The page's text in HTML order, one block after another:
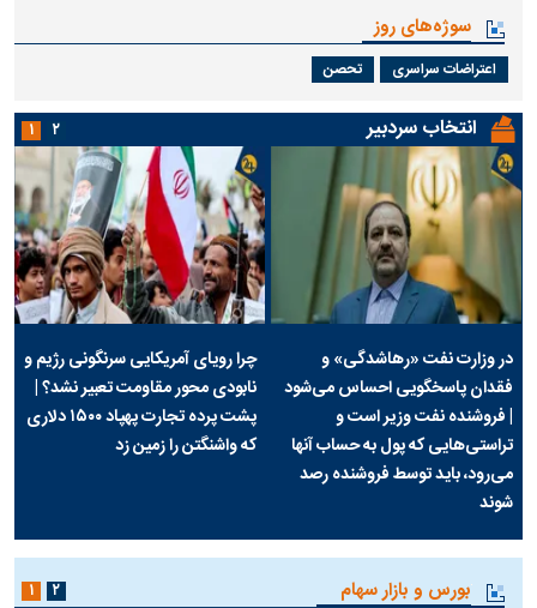
سوژه‌های روز
اعتراضات سراسری تحصن
انتخاب سردبیر
در وزارت نفت «رهاشدگی» و
فقدان پاسخگویی احساس می‌شود
| فروشنده نفت وزیر است و
تراستی‌هایی که پول به حساب آنها
می‌رود، باید توسط فروشنده رصد
شوند
چرا رویای آمریکایی سرنگونی رژیم و
نابودی محور مقاومت تعبیر نشد؟ |
پشت پرده تجارت پهپاد‌ ۱۵۰۰ دلاری
که واشنگتن را زمین زد
۱ ۲
بورس و بازار سهام ۱ ۲